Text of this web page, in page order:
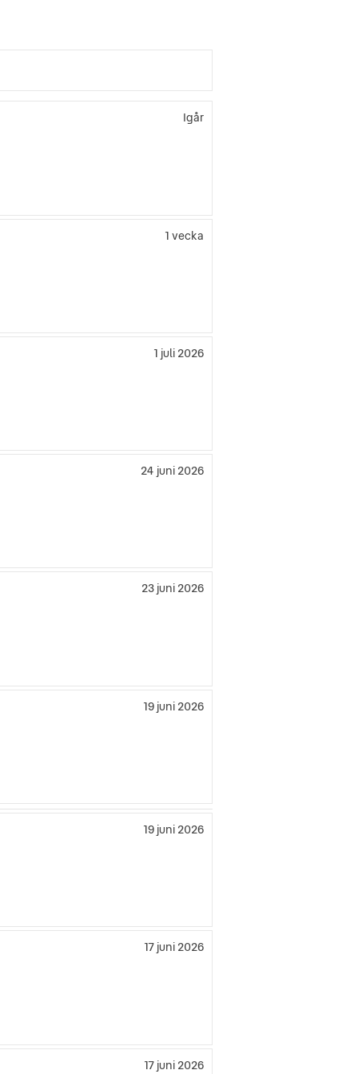
Igår
1 vecka
1 juli 2026
24 juni 2026
23 juni 2026
19 juni 2026
19 juni 2026
17 juni 2026
17 juni 2026